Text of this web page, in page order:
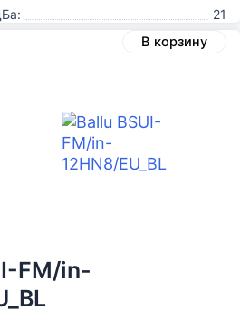
21
В корзину
FM/in-